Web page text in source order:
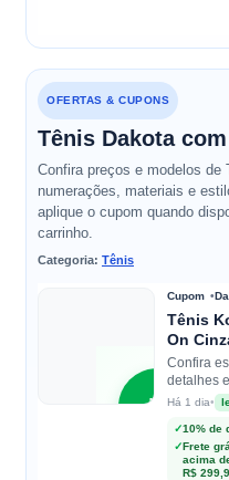
OFERTAS & CUPONS
Tênis Dakota
Confira preços e modelos
numerações, materiais e
aplique o cupom quando
carrinho.
Categoria: Tênis
D
Dakota
Cupom
Tênis
On
Confira
detalhes
Há 1 dia•
✓10% de
✓Frete
acima
R$